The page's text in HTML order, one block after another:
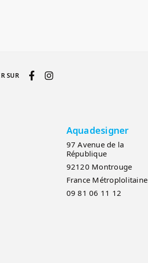
SUR
Aquadesigner
97 Avenue de la
République
92120 Montrouge
France Métroplolitaine
09 81 06 11 12